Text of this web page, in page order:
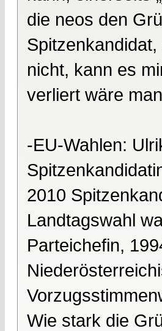
die neos den
nicht, kann es
verliert wäre
-EU-Wahlen:
2010
Landtagswahl
Parteichefin,
Wie stark die